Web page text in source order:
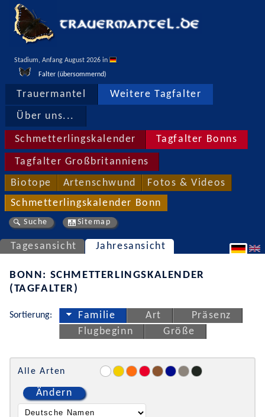
Stadium, Anfang August 2026 in
Falter (übersommernd)
Trauermantel Weitere Tagfalter
Über uns...
Schmetterlingskalender Tagfalter Bonns
Tagfalter Großbritanniens
Biotope Artenschwund Fotos & Videos
Schmetterlingskalender Bonn
Suche Sitemap
Tagesansicht Jahresansicht
BONN: SCHMETTERLINGSKALENDER
(TAGFALTER)
Sortierung: Familie Art
Präsenz
Flugbeginn
Größe
Alle Arten
Ändern